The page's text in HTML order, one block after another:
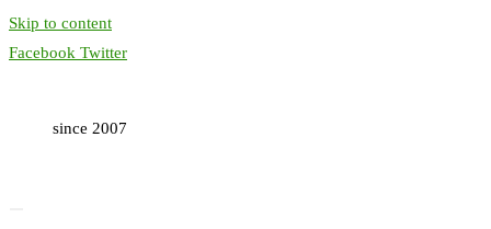
Skip to content
Facebook Twitter
since 2007